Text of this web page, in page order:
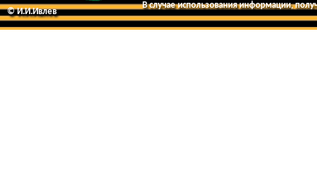
© И.И.Ивлев
В случае использования информации,